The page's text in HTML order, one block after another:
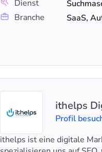
Dienst
Branche
SaaS,
ithelps
Profil
ithelps ist eine digitale